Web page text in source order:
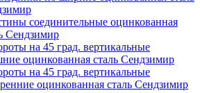
соединительные оцинкованная
Сендзимир
на 45 град. вертикальные
оцинкованная сталь Сендзимир
на 45 град. вертикальные
оцинкованная сталь Сендзимир